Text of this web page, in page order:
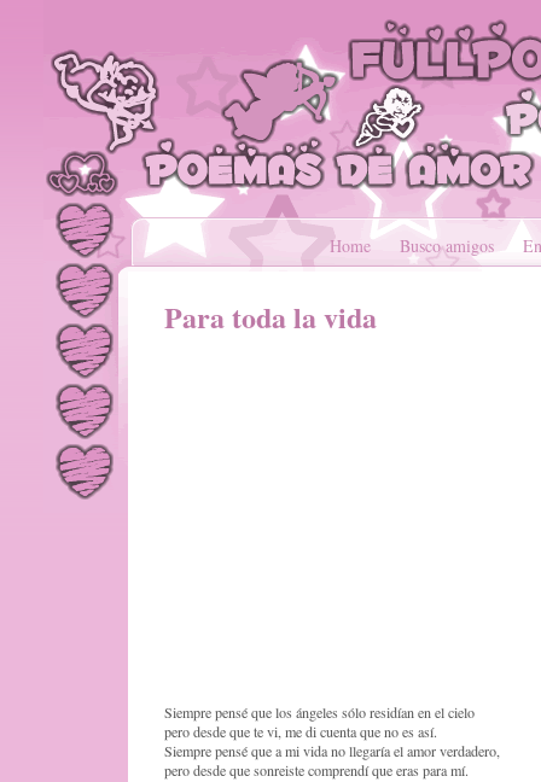
Home Busco amigos
Para toda la vida
Siempre pensé que los ángeles sólo residían en el cielo
pero desde que te vi, me di cuenta que no es así.
Siempre pensé que a mi vida no llegaría el amor verdadero,
pero desde que sonreiste comprendí que eras para mí.